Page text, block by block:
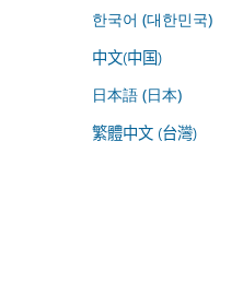
한국어 (대한민국)
中文(中国)
日本語 (日本)
繁體中文 (台灣)